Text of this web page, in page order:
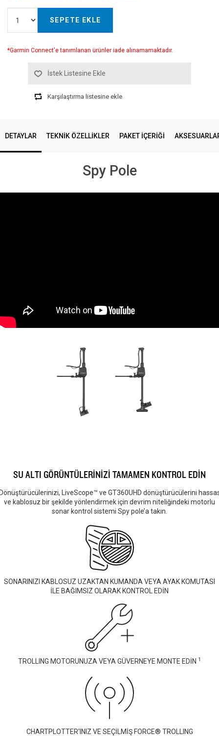
SEPETE EKLE
*Garmin Connect'e tanımlanan ürünler iade alınamamaktadır.
İstek Listesine Ekle
Karşılaştırma listesine ekle
DETAYLAR TEKNIK ÖZELLIKLER PAKET İÇERİĞİ
Spy Pole
SU ALTI GÖRÜNTÜLERİNİZİ TAMAMEN KONTROL EDİN
LiveScope™ ve GT360UHD dönüştürücülerini
ve kablosuz bir şekilde yönlendirmek için devrim niteliğindeki motorlu
sonar kontrol sistemi Spy pole’a takın.
SONARINIZI KABLOSUZ UZAKTAN KUMANDA VEYA AYAK KOMUTASI
İLE BAĞIMSIZ OLARAK KONTROL EDİN
TROLLING MOTORUNUZA VEYA GÜVERNEYE MONTE EDİN 1
CHARTPLOTTER'INIZ VE SEÇİLMİŞ FORCE® TROLLING